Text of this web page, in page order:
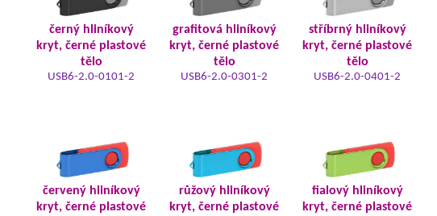
černý hliníkový
kryt, černé plastové
tělo
USB6-2.0-0101-2
grafitová hliníkový
kryt, černé plastové
tělo
USB6-2.0-0301-2
stříbrný hliníkový
kryt, černé plastové
tělo
USB6-2.0-0401-2
červený hliníkový
kryt, černé plastové
růžový hliníkový
kryt, černé plastové
fialový hliníkový
kryt, černé plastové